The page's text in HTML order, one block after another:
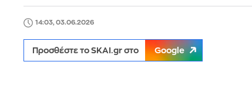
14:03, 03.06.2026
Προσθέστε το SKAI.gr στο Google